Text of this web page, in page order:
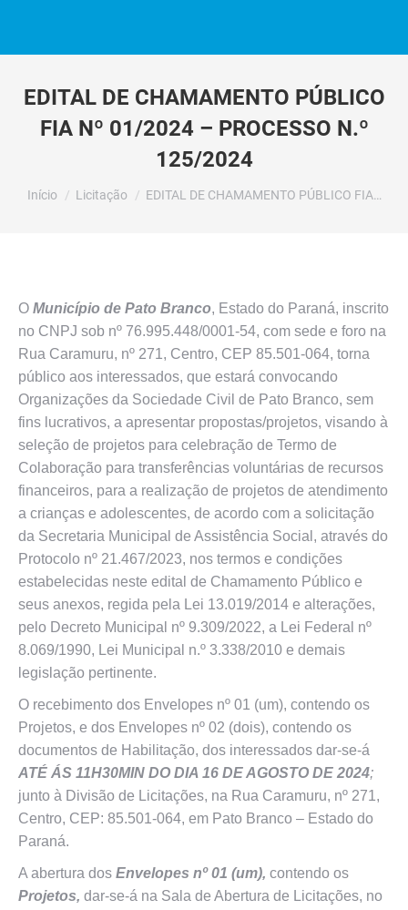
EDITAL DE CHAMAMENTO PÚBLICO
FIA Nº 01/2024 – PROCESSO N.º
125/2024
Você está aqui:
Início Licitação EDITAL DE CHAMAMENTO PÚBLICO FIA…
O Município de Pato Branco, Estado do Paraná, inscrito
no CNPJ sob nº 76.995.448/0001-54, com sede e foro na
Rua Caramuru, nº 271, Centro, CEP 85.501-064, torna
público aos interessados, que estará convocando
Organizações da Sociedade Civil de Pato Branco, sem
fins lucrativos, a apresentar propostas/projetos, visando à
seleção de projetos para celebração de Termo de
Colaboração para transferências voluntárias de recursos
financeiros, para a realização de projetos de atendimento
a crianças e adolescentes, de acordo com a solicitação
da Secretaria Municipal de Assistência Social, através do
Protocolo nº 21.467/2023, nos termos e condições
estabelecidas neste edital de Chamamento Público e
seus anexos, regida pela Lei 13.019/2014 e alterações,
pelo Decreto Municipal nº 9.309/2022, a Lei Federal nº
8.069/1990, Lei Municipal n.º 3.338/2010 e demais
legislação pertinente.
O recebimento dos Envelopes nº 01 (um), contendo os
Projetos, e dos Envelopes nº 02 (dois), contendo os
documentos de Habilitação, dos interessados dar-se-á
ATÉ ÁS 11H30MIN DO DIA 16 DE AGOSTO DE 2024;
junto à Divisão de Licitações, na Rua Caramuru, nº 271,
Centro, CEP: 85.501-064, em Pato Branco – Estado do
Paraná.
A abertura dos Envelopes nº 01 (um), contendo os
Projetos, dar-se-á na Sala de Abertura de Licitações, no